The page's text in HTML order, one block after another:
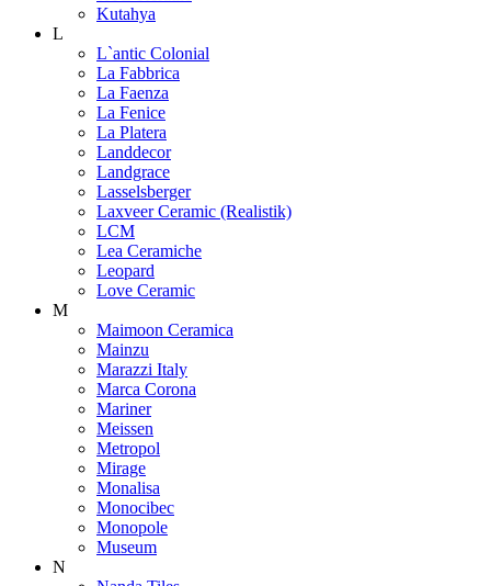
Kutahya
L
L`antic Colonial
La Fabbrica
La Faenza
La Fenice
La Platera
Landdecor
Landgrace
Lasselsberger
Laxveer Ceramic (Realistik)
LCM
Lea Ceramiche
Leopard
Love Ceramic
M
Maimoon Ceramica
Mainzu
Marazzi Italy
Marca Corona
Mariner
Meissen
Metropol
Mirage
Monalisa
Monocibec
Monopole
Museum
N